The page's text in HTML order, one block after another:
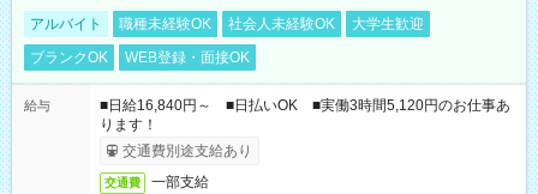
アルバイト 職種未経験OK 社会人未経験OK
大学生歓迎
ブランクOK
WEB登録・面接OK
給与
■日給16,840円～ ■日払いOK ■実働3時間5,120円のお仕事あ
ります！
交通費別途支給あり
交通費 一部支給